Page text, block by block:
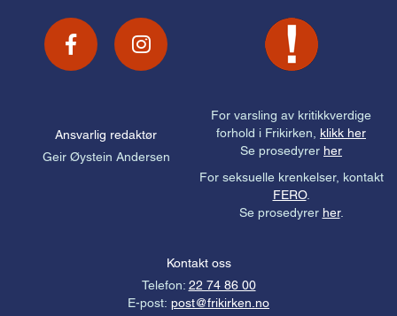
Kontakt oss
Telefon: 22 74 86 00
E-post: post@frikirken.no
Ansvarlig redaktør
Geir Øystein Andersen
For varsling av kritikkverdige
forhold i Frikirken, klikk her
Se prosedyrer her
For seksuelle krenkelser, kontakt
FERO.
Se prosedyrer her.